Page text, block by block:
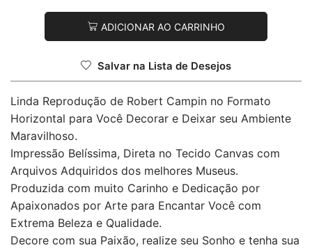
ADICIONAR AO CARRINHO
Salvar na Lista de Desejos
Linda Reprodução de Robert Campin no Formato
Horizontal para Você Decorar e Deixar seu Ambiente
Maravilhoso.
Impressão Belíssima, Direta no Tecido Canvas com
Arquivos Adquiridos dos melhores Museus.
Produzida com muito Carinho e Dedicação por
Apaixonados por Arte para Encantar Você com
Extrema Beleza e Qualidade.
Decore com sua Paixão, realize seu Sonho e tenha sua